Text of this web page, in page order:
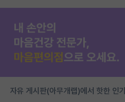
자유 게시판(아무개랩)에서 핫한 인